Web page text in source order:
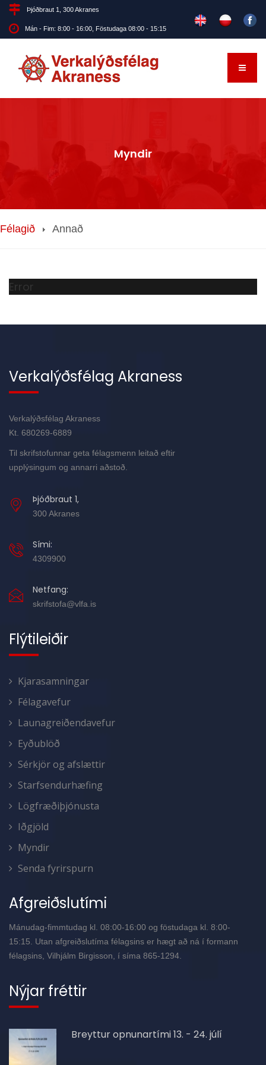
Þjóðbraut 1, 300 Akranes
Mán - Fim: 8:00 - 16:00, Föstudaga 08:00 - 15:15
Myndir
Félagið Annað
Error
Verkalýðsfélag Akraness
Verkalýðsfélag Akraness
Kt. 680269-6889
Til skrifstofunnar geta félagsmenn leitað eftir
upplýsingum og annarri aðstoð.
Þjóðbraut 1,
300 Akranes
Sími:
4309900
Netfang:
skrifstofa@vlfa.is
Flýtileiðir
Kjarasamningar
Félagavefur
Launagreiðendavefur
Eyðublöð
Sérkjör og afslættir
Starfsendurhæfing
Lögfræðiþjónusta
Iðgjöld
Myndir
Senda fyrirspurn
Afgreiðslutími
Mánudag-fimmtudag kl. 08:00-16:00 og föstudaga kl. 8:00-
15:15. Utan afgreiðslutíma félagsins er hægt að ná í formann
félagsins, Vilhjálm Birgisson, í síma 865-1294.
Nýjar fréttir
Breyttur opnunartími 13. - 24. júlí